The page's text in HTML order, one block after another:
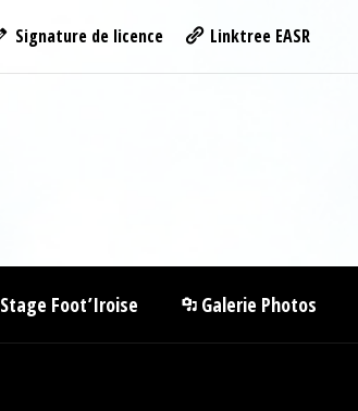
Signature de licence Linktree EASR
Stage Foot’Iroise Galerie Photos